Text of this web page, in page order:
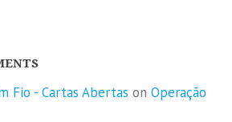
Fio - Cartas Abertas on Operação